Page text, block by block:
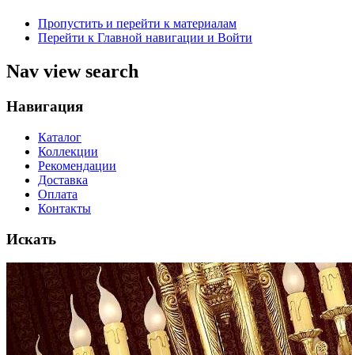
Пропустить и перейти к материалам
Перейти к Главной навигации и Войти
Nav view search
Навигация
Каталог
Коллекции
Рекомендации
Доставка
Оплата
Контакты
Искать